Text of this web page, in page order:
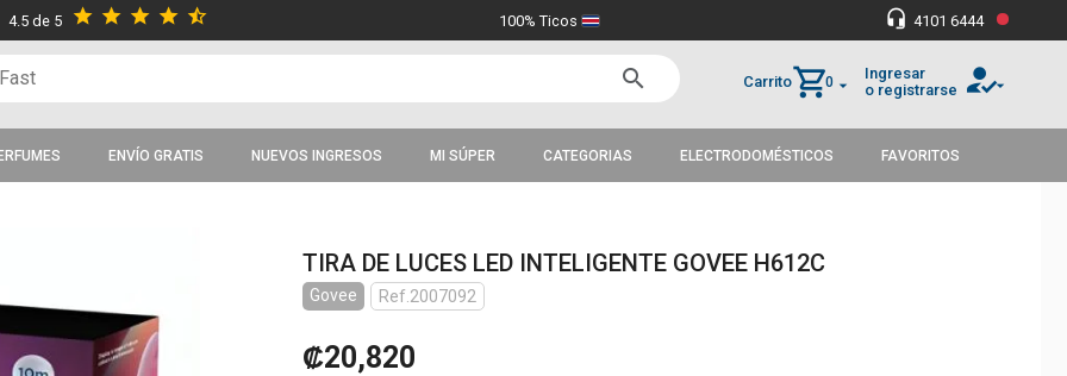
4.5 de 5 star star star star star_half 100% Ticos headset_mic 4101 6444 •
search Carritoshopping_cart0 arrow_drop_down
Ingresar
o registrarse how_to_reg
arrow_drop_down
ENVÍO GRATIS NUEVOS INGRESOS MI SÚPER CATEGORIAS ELECTRODOMÉSTICOS FAVORITOS
TIRA DE LUCES LED INTELIGENTE GOVEE H612C
Govee Ref.2007092
₡20,820